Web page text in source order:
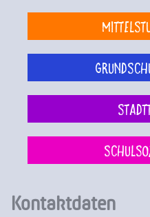
Kontaktdaten